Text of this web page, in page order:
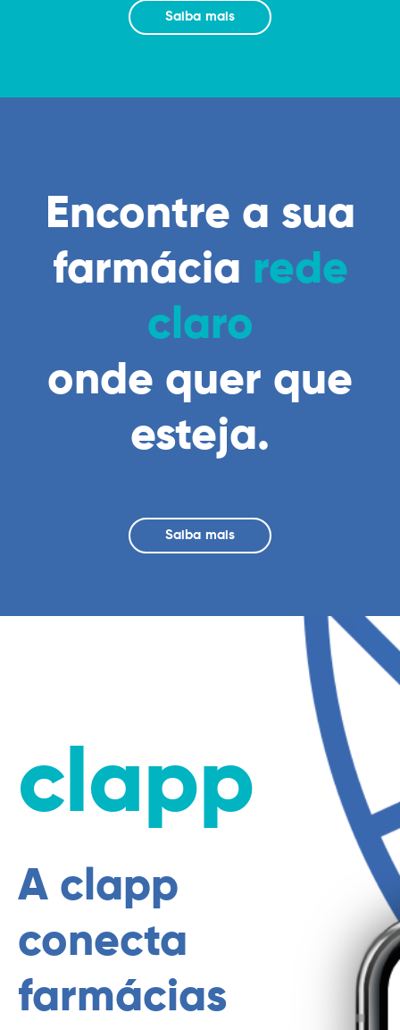
Saiba mais
Encontre a sua
farmácia rede
claro
onde quer que
esteja.
Saiba mais
clapp
A clapp
conecta
farmácias